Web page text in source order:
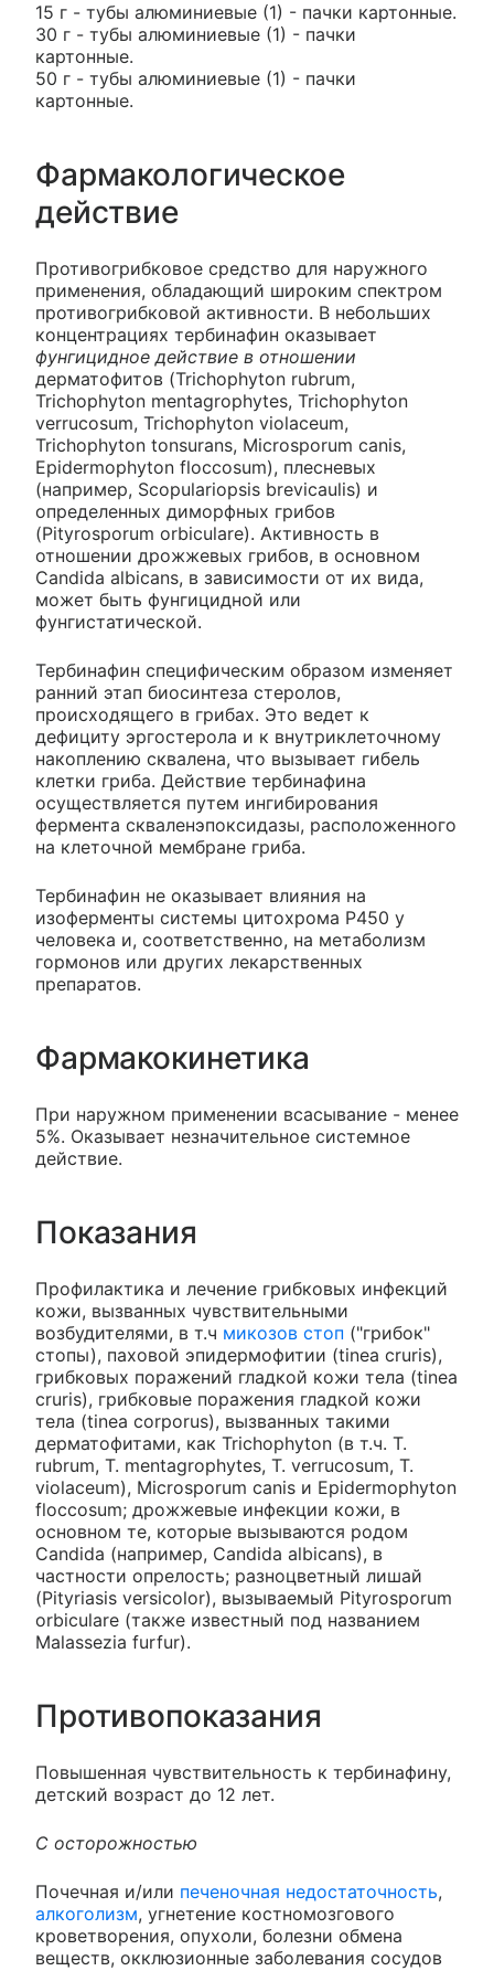
15 г - тубы алюминиевые (1) - пачки картонные.
30 г - тубы алюминиевые (1) - пачки
картонные.
50 г - тубы алюминиевые (1) - пачки
картонные.
Фармакологическое
действие
Противогрибковое средство для наружного
применения, обладающий широким спектром
противогрибковой активности. В небольших
концентрациях тербинафин оказывает
фунгицидное действие в отношении
дерматофитов (Trichophyton rubrum,
Trichophyton mentagrophytes, Trichophyton
verrucosum, Trichophyton violaceum,
Trichophyton tonsurans, Microsporum canis,
Epidermophyton floccosum), плесневых
(например, Scopulariopsis brevicaulis) и
определенных диморфных грибов
(Pityrosporum orbiculare). Активность в
отношении дрожжевых грибов, в основном
Candida albicans, в зависимости от их вида,
может быть фунгицидной или
фунгистатической.
Тербинафин специфическим образом изменяет
ранний этап биосинтеза стеролов,
происходящего в грибах. Это ведет к
дефициту эргостерола и к внутриклеточному
накоплению сквалена, что вызывает гибель
клетки гриба. Действие тербинафина
осуществляется путем ингибирования
фермента скваленэпоксидазы, расположенного
на клеточной мембране гриба.
Тербинафин не оказывает влияния на
изоферменты системы цитохрома Р450 у
человека и, соответственно, на метаболизм
гормонов или других лекарственных
препаратов.
Фармакокинетика
При наружном применении всасывание - менее
5%. Оказывает незначительное системное
действие.
Показания
Профилактика и лечение грибковых инфекций
кожи, вызванных чувствительными
возбудителями, в т.ч микозов стоп ("грибок"
стопы), паховой эпидермофитии (tinea cruris),
грибковых поражений гладкой кожи тела (tinea
cruris), грибковые поражения гладкой кожи
тела (tinea corporus), вызванных такими
дерматофитами, как Trichophyton (в т.ч. Т.
rubrum, Т. mentagrophytes, Т. verrucosum, Т.
violaceum), Microsporum canis и Epidermophyton
floccosum; дрожжевые инфекции кожи, в
основном те, которые вызываются родом
Candida (например, Candida albicans), в
частности опрелость; разноцветный лишай
(Pityriasis versicolor), вызываемый Pityrosporum
orbiculare (также известный под названием
Malassezia furfur).
Противопоказания
Повышенная чувствительность к тербинафину,
детский возраст до 12 лет.
С осторожностью
Почечная и/или печеночная недостаточность,
алкоголизм, угнетение костномозгового
кроветворения, опухоли, болезни обмена
веществ, окклюзионные заболевания сосудов